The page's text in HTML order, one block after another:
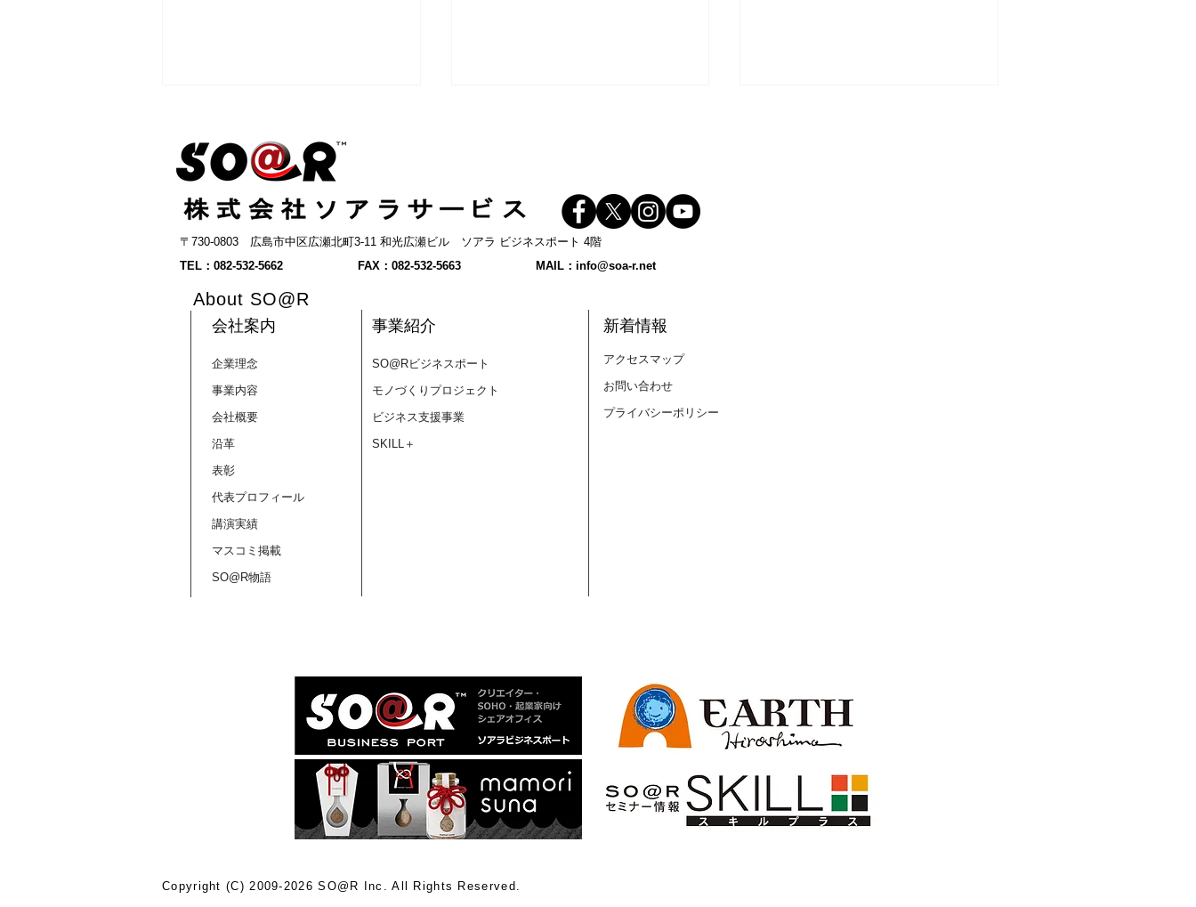
【求人】一緒に広島の「あっ
くれる仲間を募集します
【SKILL+】【イベント】も
催！＜9月11日(金)＞
〒730-0803 広島市中区広瀬北町3-11 和光広瀬ビル ソアラ ビジネスポート 4階
TEL：082-532-5662
FAX：082-532-5663 MAIL： info@soa-r.net
About SO@R
会社案内
企業理念
事業内容
会社概要
沿革
表彰
代表プロフィール
講演実績
マスコミ掲載
SO@R物語
事業紹介
SO@Rビジネスポート
モノづくりプロジェクト
ビジネス支援事業
SKILL＋
新着情報
アクセスマップ
お問い合わせ
プライバシーポリシー
Copyright (C) 2009-2026 SO@R Inc. All Rights Reserved.